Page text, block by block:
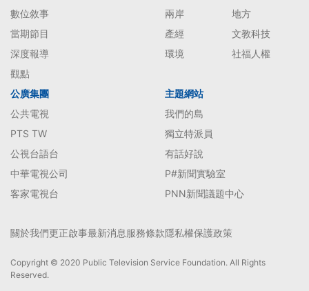
數位敘事
當期節目
深度報導
觀點
兩岸
地方
產經
文教科技
環境
社福人權
公廣集團
公共電視
PTS TW
公視台語台
中華電視公司
客家電視台
主題網站
我們的島
獨立特派員
有話好說
P#新聞實驗室
PNN新聞議題中心
關於我們更正啟事最新消息服務條款隱私權保護政策
Copyright © 2020 Public Television Service Foundation. All Rights
Reserved.